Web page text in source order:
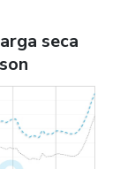
seca